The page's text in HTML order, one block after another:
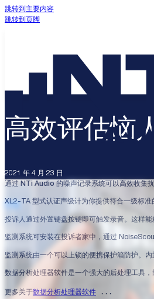
跳转到主要内容
跳转到页脚
高效评估恼
2021 年 4 月 23 日
通过 NTi Audio 的噪声记录系统可以高效收集扰
XL2-TA 型式认证声级计为你提供符合一级标
投诉人通过外置键盘按键即可触发录音。这样
监测系统可安装在投诉者家中，通过
监测系统由一个可以上锁的便携保护箱防护。
数据分析处理器软件是一个强大的后处理工具
更多关于数据分析处理器软件 ...